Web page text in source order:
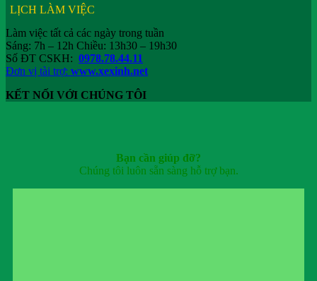
LỊCH LÀM VIỆC
Làm việc tất cả các ngày trong tuần
Sáng: 7h – 12h Chiều: 13h30 – 19h30
Số ĐT CSKH: 0978.78.44.11
Đơn vị tài trợ: www.xexinh.net
KẾT NỐI VỚI CHÚNG TÔI
Bạn cần giúp đỡ?
Chúng tôi luôn sẵn sàng hỗ trợ bạn.